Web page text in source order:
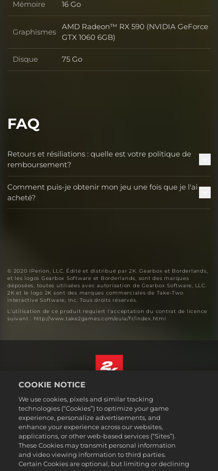
Mémoire Mémoire
16 Go
Graphismes Graphismes
AMD Radeon™ RX 590 (NVIDIA GeForce
GTX 1060 6GB)
Disque Disque
75 Go
FAQ
Retours et résiliations : quelle est votre politique de
remboursement?
Comment puis-je obtenir mon jeu une fois que je l'ai
acheté?
© 2020 IPerion, LLC. Édité et distribué par 2K. Gearbox et Borderlands,
et les logos Gearbox Software et Borderlands, sont des marques
déposées, toutes utilisées avec autorisation de Gearbox Software, LLC.
2K et le logo 2K sont des marques commerciales de Take-Two
Interactive Software, Inc. Tous droits réservés.
L'utilisation de ce produit requiert l'acceptation du contrat de licence
suivant : http://www.take2games.com/eula/fr/index.html
Mentions légales
Politique de confidentialité
Politique sur les cookies
Support
Ne pas vendre ou partager mes informations personnelles
Français Canadien
COOKIE NOTICE
We use cookies, pixels and similar tracking
technologies (“Cookies”) to optimize your game
experience, personalize advertisements, and
enhance your experience across our websites,
applications, or other web-based services (“Sites”).
These Cookies may transmit personal information
and video viewing information to third parties.
Certain Cookies are optional, but limiting or declining